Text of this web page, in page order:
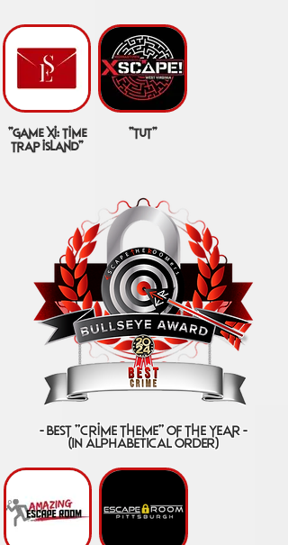
"game xi: time
trap island"
"tut"
- best "crime theme" of the year -
(IN ALPHABETICAL ORDER)